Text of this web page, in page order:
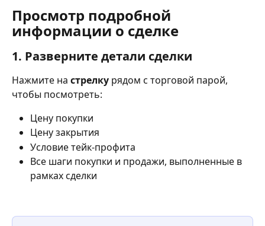
Просмотр подробной
информации о сделке
1. Разверните детали сделки
Нажмите на стрелку рядом с торговой парой,
чтобы посмотреть:
Цену покупки
Цену закрытия
Условие тейк-профита
Все шаги покупки и продажи, выполненные в
рамках сделки